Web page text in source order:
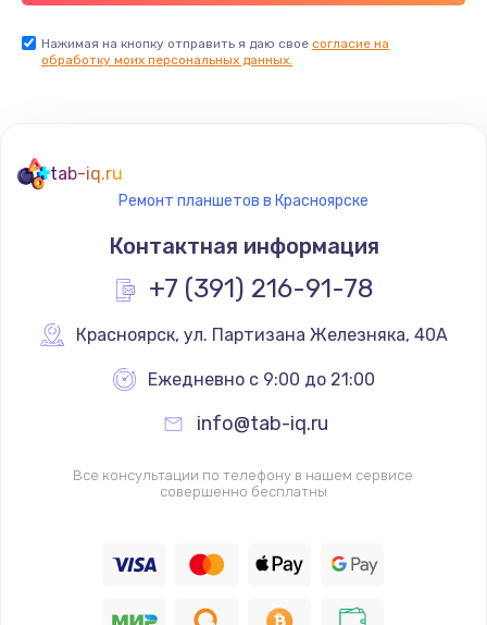
Нажимая на кнопку отправить я даю свое согласие на
обработку моих персональных данных.
tab-iq.ru
Ремонт планшетов в Красноярске
Контактная информация
+7 (391) 216-91-78
Красноярск, ул. Партизана Железняка, 40А
Ежедневно с 9:00 до 21:00
info@tab-iq.ru
Все консультации по телефону в нашем сервисе
совершенно бесплатны